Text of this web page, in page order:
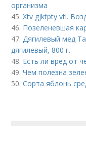
организма
45.Xtv gjktpty vtl.
46. Позеленевшая
47.Дягилевый мед
дягилевый, 800 г.
48. Есть ли вред от
49.Чем полезна
50.Сорта яблонь